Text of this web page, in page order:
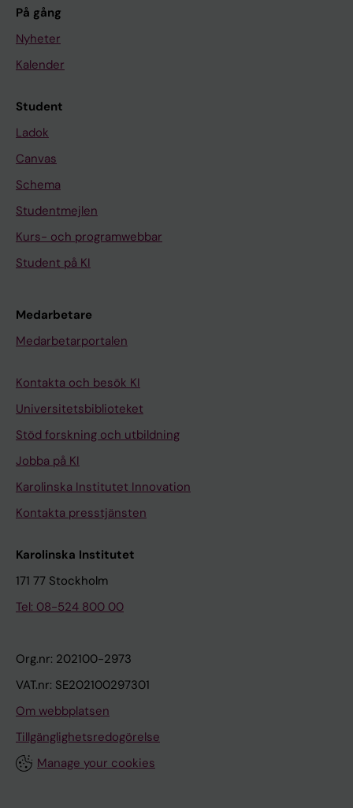
På gång
Nyheter
Kalender
Student
Ladok
Canvas
Schema
Studentmejlen
Kurs- och programwebbar
Student på KI
Medarbetare
Medarbetarportalen
Kontakta och besök KI
Universitetsbiblioteket
Stöd forskning och utbildning
Jobba på KI
Karolinska Institutet Innovation
Kontakta presstjänsten
Karolinska Institutet
171 77 Stockholm
Tel: 08-524 800 00
Org.nr: 202100-2973
VAT.nr: SE202100297301
Om webbplatsen
Tillgänglighetsredogörelse
Manage your cookies